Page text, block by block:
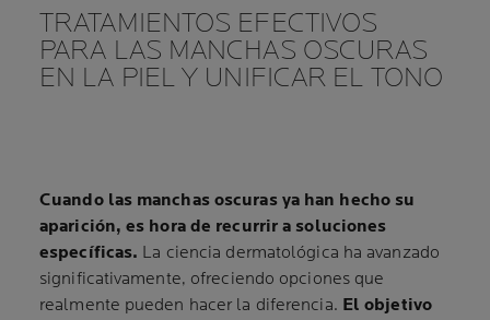
TRATAMIENTOS EFECTIVOS
PARA LAS MANCHAS OSCURAS
EN LA PIEL Y UNIFICAR EL TONO
Cuando las manchas oscuras ya han hecho su
aparición, es hora de recurrir a soluciones
específicas. La ciencia dermatológica ha avanzado
significativamente, ofreciendo opciones que
realmente pueden hacer la diferencia. El objetivo